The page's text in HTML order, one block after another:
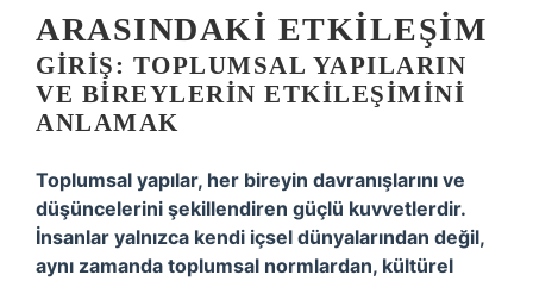
ARASINDAKI ETKILEŞIM
GIRIŞ: TOPLUMSAL YAPILARIN
VE BIREYLERIN ETKILEŞIMINI
ANLAMAK
Toplumsal yapılar, her bireyin davranışlarını ve
düşüncelerini şekillendiren güçlü kuvvetlerdir.
İnsanlar yalnızca kendi içsel dünyalarından değil,
aynı zamanda toplumsal normlardan, kültürel